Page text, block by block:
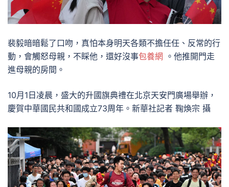
裴毅暗暗鬆了口吻，真怕本身明天各類不擔任任、反常的行
動，會觸怒母親，不睬他，還好沒事包養網 。他推開門走
進母親的房間。
10月1日凌晨，盛大的升國旗典禮在北京天安門廣場舉辦，
慶賀中華國民共和國成立73周年。新華社記者 鞠煥宗 攝